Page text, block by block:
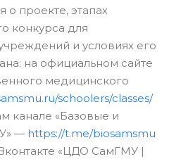
проекте, этапах
конкурса для
и условиях его
на официальном сайте
медицинского
schoolers/classes/
канале «Базовые и
— https://t.me/biosamsmu
«ЦДО СамГМУ |